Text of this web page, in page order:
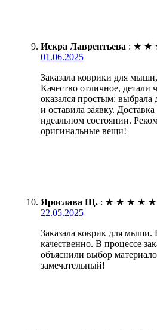
Искра Лаврентьева : ★ ★
01.06.2025
Заказала коврики для мыши,
Качество отличное, детали
оказался простым: выбрала
и оставила заявку.
идеальном состоянии.
оригинальные вещи!
Ярослава Щ. : ★ ★ ★ ★ ★
22.05.2025
Заказала коврик для мыши.
качественно. В процессе
объяснили выбор
замечательный!